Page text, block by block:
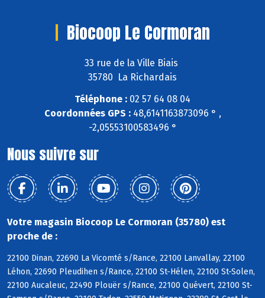
Biocoop Le Cormoran
33 rue de la Ville Biais
35780 La Richardais
Téléphone : 02 57 64 08 04
Coordonnées GPS :48,6141163873096 ° ,
-2,05553100583496 °
Nous suivre sur
Votre magasin Biocoop Le Cormoran (35780) est
proche de :
22100 Dinan, 22690 La Vicomté s/Rance, 22100 Lanvallay, 22100
Léhon, 22690 Pleudihen s/Rance, 22100 St-Hélen, 22100 St-Solen,
22100 Aucaleuc, 22490 Plouër s/Rance, 22100 Quévert, 22100 St-